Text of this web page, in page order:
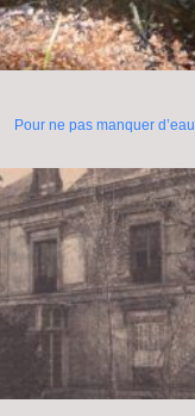
Pour ne pas manquer d’eau